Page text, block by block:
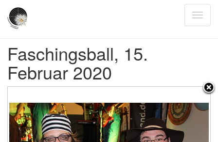
Faschingsball, 15.
Februar 2020